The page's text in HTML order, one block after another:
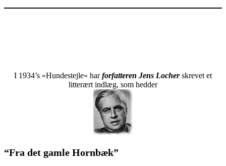
I 1934’s »Hundestejle« harforfatteren Jens Locherskrevet et
litterært indlæg, som hedder
“Fra det gamle Hornbæk”